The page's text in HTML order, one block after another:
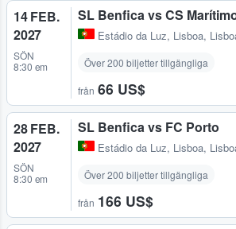
14 FEB.
2027
SÖN
8:30 em
SL Benfica vs CS
Estádio da Luz, Lisboa,
Över 200 biljetter tillgängliga
från 66 US$
28 FEB.
2027
SÖN
8:30 em
SL Benfica vs FC Porto
Estádio da Luz, Lisboa,
Över 200 biljetter tillgängliga
från 166 US$